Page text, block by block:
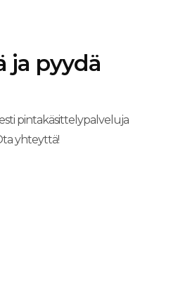
ja pyydä
pintakäsittelypalveluja
yhteyttä!